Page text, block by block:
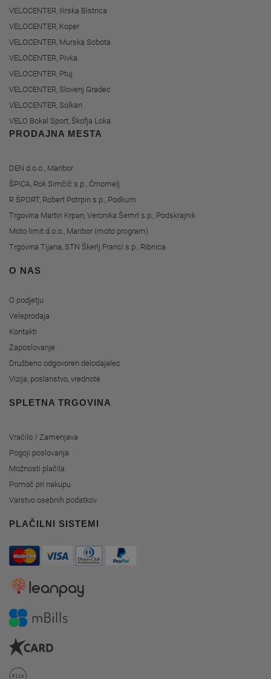
VELOCENTER, Ilirska Bistrica
VELOCENTER, Koper
VELOCENTER, Murska Sobota
VELOCENTER, Pivka
VELOCENTER, Ptuj
VELOCENTER, Slovenj Gradec
VELOCENTER, Solkan
VELO Bokal Sport, Škofja Loka
PRODAJNA MESTA
DEN d.o.o., Maribor
ŠPICA, Rok Simčič s.p., Črnomelj
R ŠPORT, Robert Potrpin s.p., Podkum
Trgovina Martin Krpan, Veronika Šemrl s.p., Podskrajnik
Moto limit d.o.o., Maribor (moto program)
Trgovina Tijana, STN Škerlj Franci s.p., Ribnica
O NAS
O podjetju
Veleprodaja
Kontakti
Zaposlovanje
Družbeno odgovoren delodajalec
Vizija, poslanstvo, vrednote
SPLETNA TRGOVINA
Vračilo / Zamenjava
Pogoji poslovanja
Možnosti plačila
Pomoč pri nakupu
Varstvo osebnih podatkov
PLAČILNI SISTEMI